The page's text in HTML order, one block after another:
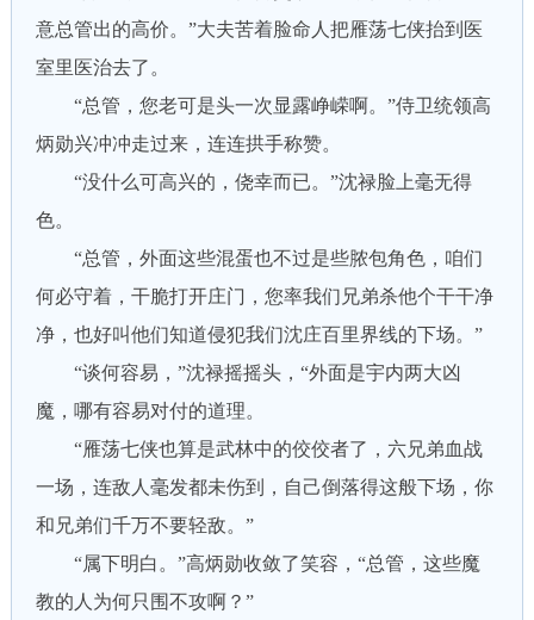
意总管出的高价。”大夫苦着脸命人把雁荡七侠抬到医
室里医治去了。
“总管，您老可是头一次显露峥嵘啊。”侍卫统领高
炳勋兴冲冲走过来，连连拱手称赞。
“没什么可高兴的，侥幸而已。”沈禄脸上毫无得
色。
“总管，外面这些混蛋也不过是些脓包角色，咱们
何必守着，干脆打开庄门，您率我们兄弟杀他个干干净
净，也好叫他们知道侵犯我们沈庄百里界线的下场。”
“谈何容易，”沈禄摇摇头，“外面是宇内两大凶
魔，哪有容易对付的道理。
“雁荡七侠也算是武林中的佼佼者了，六兄弟血战
一场，连敌人毫发都未伤到，自己倒落得这般下场，你
和兄弟们千万不要轻敌。”
“属下明白。”高炳勋收敛了笑容，“总管，这些魔
教的人为何只围不攻啊？”